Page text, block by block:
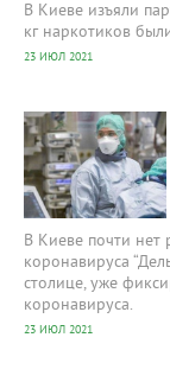
В Киеве изъяли
кг наркотиков
23 ИЮЛ 2021
В Киеве почти нет
коронавируса
столице, уже
коронавируса.
23 ИЮЛ 2021